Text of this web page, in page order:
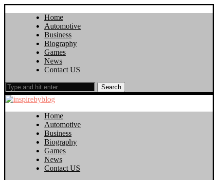
Home
Automotive
Business
Biography
Games
News
Contact US
Search
Home
Automotive
Business
Biography
Games
News
Contact US